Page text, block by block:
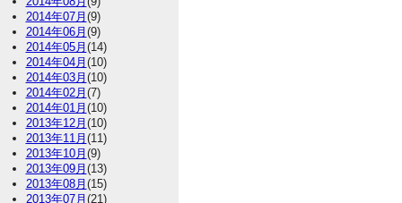
2014年07月 (9)
2014年06月 (9)
2014年05月 (14)
2014年04月 (10)
2014年03月 (10)
2014年02月 (7)
2014年01月 (10)
2013年12月 (10)
2013年11月 (11)
2013年10月 (9)
2013年09月 (13)
2013年08月 (15)
2013年07月 (21)